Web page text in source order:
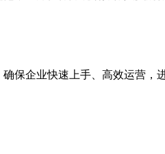
保企业快速上手、高效运营，